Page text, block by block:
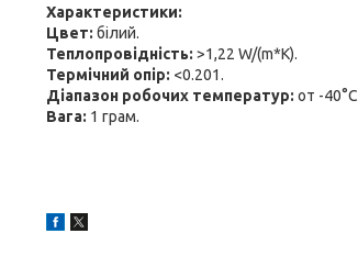
Характеристики:
Цвет: білий.
Теплопровідність: >1,22 W/(m*K).
Термічний опір: <0.201.
Діапазон робочих температур: от -40°C
Вага: 1 грам.